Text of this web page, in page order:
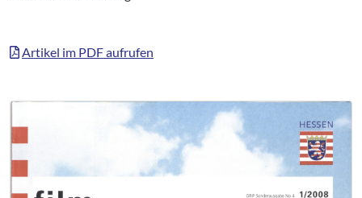
Artikel im PDF aufrufen